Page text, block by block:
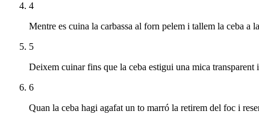
4
Mentre es cuina la carbassa al forn pelem i tallem la ceba
5
Deixem cuinar fins que la ceba estigui una mica
6
Quan la ceba hagi agafat un to marró la retirem del foc i